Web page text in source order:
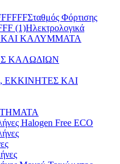
Σταθμός Φόρτισης
Ηλεκτρολογικά
ΚΑΛΥΜΜΑΤΑ
ΚΑΛΩΔΙΩΝ
ΕΚΚΙΝΗΤΕΣ ΚΑΙ
Halogen Free ECO